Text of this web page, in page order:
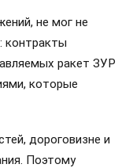
не мог не
контракты
ракет ЗУР
которые
дороговизне и
Поэтому